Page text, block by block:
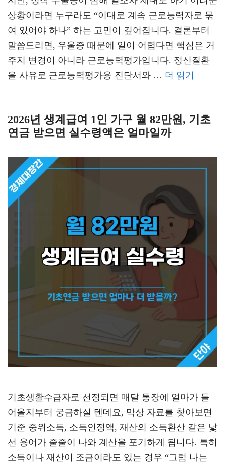
상황이라면 누구라도 “이대로 계속 근로능력자로 묶
여 있어야 하나” 하는 고민이 깊어집니다. 결론부터
말씀드리면, 우울증 때문에 일이 어렵다면 핵심은 거
주지 변경이 아니라 근로능력평가입니다. 정신질환
을 사유로 근로능력평가용 진단서와 … 더 읽기
2026년 생계급여 1인 가구 월 82만원, 기초
연금 받으면 실수령액은 얼마일까
기초생활수급자로 선정되면 매달 통장에 얼마가 들
어올지부터 궁금하실 텐데요, 막상 자료를 찾아보면
기준 중위소득, 소득인정액, 재산의 소득환산 같은 낯
선 용어가 줄줄이 나와 계산을 포기하게 됩니다. 특히
소득이나 재산이 조금이라도 있는 경우 “그럼 나는